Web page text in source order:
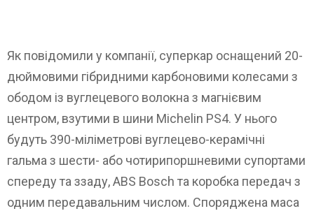
Як повідомили у компанії, суперкар оснащений 20-
дюймовими гібридними карбоновими колесами з
ободом із вуглецевого волокна з магнієвим
центром, взутими в шини Michelin PS4. У нього
будуть 390-міліметрові вуглецево-керамічні
гальма з шести- або чотирипоршневими супортами
спереду та ззаду, ABS Bosch та коробка передач з
одним передавальним числом. Споряджена маса